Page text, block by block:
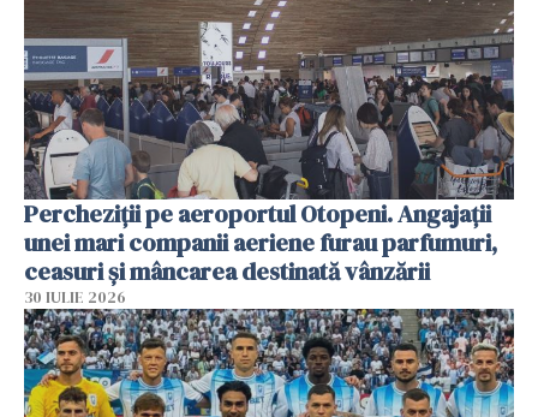
Percheziții pe aeroportul Otopeni. Angajații
unei mari companii aeriene furau parfumuri,
ceasuri și mâncarea destinată vânzării
30 IULIE 2026